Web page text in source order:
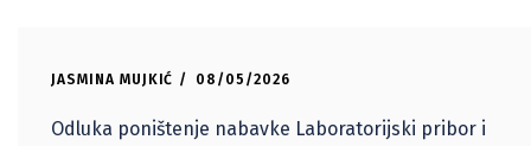
JASMINA MUJKIĆ 08/05/2026
Odluka poništenje nabavke Laboratorijski pribor i